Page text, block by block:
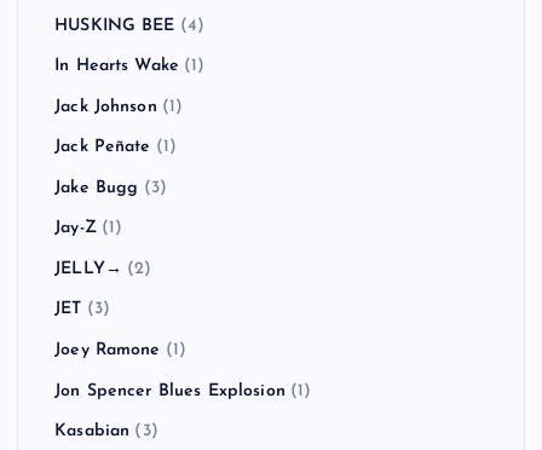
HUSKING BEE (4)
In Hearts Wake (1)
Jack Johnson (1)
Jack Peñate (1)
Jake Bugg (3)
Jay-Z(1)
JELLY→ (2)
JET (3)
Joey Ramone (1)
Jon Spencer Blues Explosion (1)
Kasabian (3)